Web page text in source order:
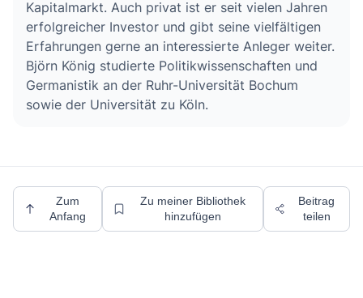
Kapitalmarkt. Auch privat ist er seit vielen Jahren
erfolgreicher Investor und gibt seine vielfältigen
Erfahrungen gerne an interessierte Anleger weiter.
Björn König studierte Politikwissenschaften und
Germanistik an der Ruhr-Universität Bochum
sowie der Universität zu Köln.
Zum
Anfang
Zu meiner Bibliothek
hinzufügen
Beitrag
teilen